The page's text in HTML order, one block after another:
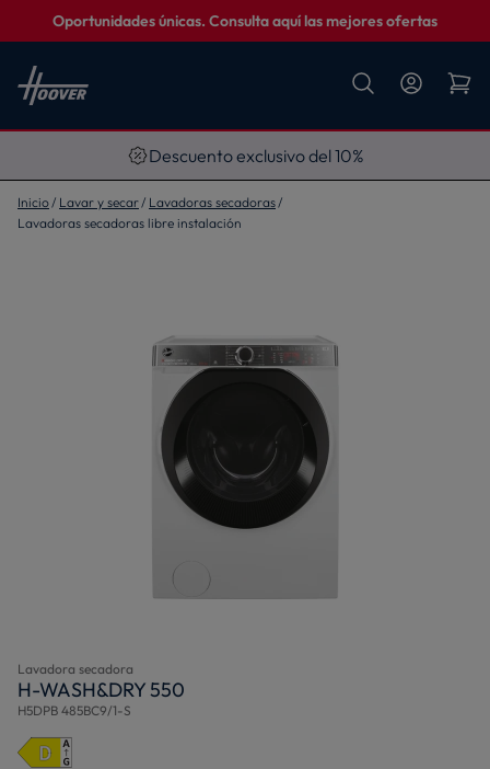
Oportunidades únicas. Consulta aquí las mejores ofertas
Descuento exclusivo del 10%
Inicio Lavar y secar
Lavadoras secadoras
Lavadoras secadoras libre instalación
Lavadora secadora
H-WASH&DRY 550
H5DPB 485BC9/1-S